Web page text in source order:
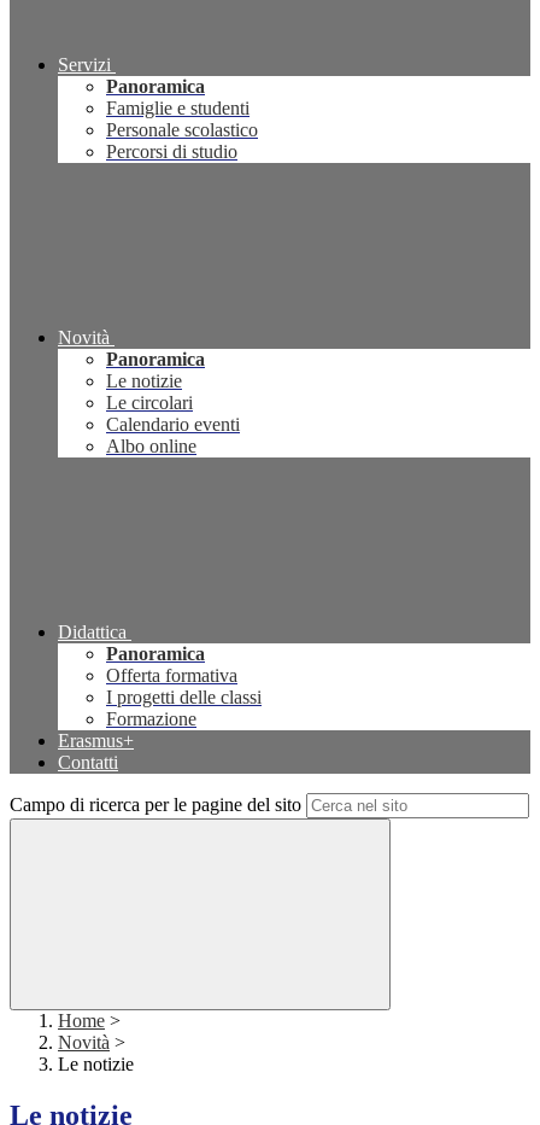
Servizi
Panoramica
Famiglie e studenti
Personale scolastico
Percorsi di studio
Novità
Panoramica
Le notizie
Le circolari
Calendario eventi
Albo online
Didattica
Panoramica
Offerta formativa
I progetti delle classi
Formazione
Erasmus+
Contatti
Campo di ricerca per le pagine del sito
Home >
Novità >
Le notizie
Le notizie